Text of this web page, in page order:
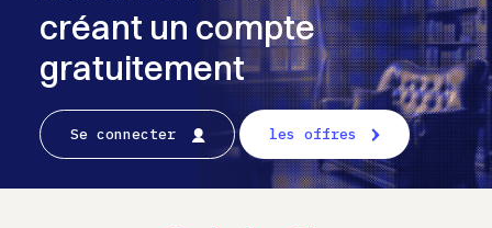
créant un compte
gratuitement
Se connecter les offres